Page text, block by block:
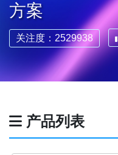
方案
关注度：2529938
产品列表